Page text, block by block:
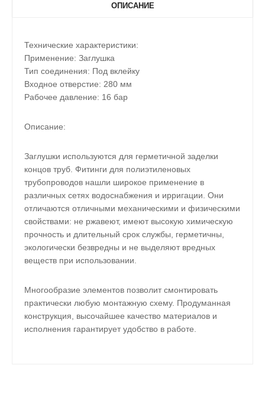
ОПИСАНИЕ
Технические характеристики:
Применение: Заглушка
Тип соединения: Под вклейку
Входное отверстие: 280 мм
Рабочее давление: 16 бар
Описание:
Заглушки используются для герметичной заделки
концов труб. Фитинги для полиэтиленовых
трубопроводов нашли широкое применение в
различных сетях водоснабжения и ирригации. Они
отличаются отличными механическими и физическими
свойствами: не ржавеют, имеют высокую химическую
прочность и длительный срок службы, герметичны,
экологически безвредны и не выделяют вредных
веществ при использовании.
Многообразие элементов позволит смонтировать
практически любую монтажную схему. Продуманная
конструкция, высочайшее качество материалов и
исполнения гарантирует удобство в работе.